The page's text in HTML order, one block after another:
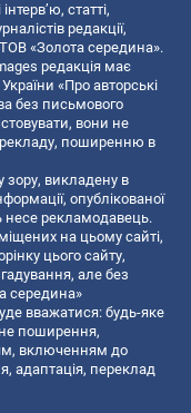
статті,
редакції,
«Золота середина».
редакція має
«Про авторські
без письмового
вони не
поширенню в
зору, викладену в
опублікованої
несе рекламодавець.
на цьому сайті,
цього сайту,
але без
середина»
вважатися: будь-яке
поширення,
включенням до
адаптація, переклад